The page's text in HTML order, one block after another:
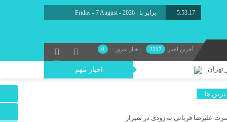
5:53:17 امروز : جمعه, ۱۶ مرداد , ۱۴۰۵
آخرین اخبار 2217 اخبار امروز : 0
اخبار مهم تهران
ها
علیرضا قربانی به زودی در شیراز